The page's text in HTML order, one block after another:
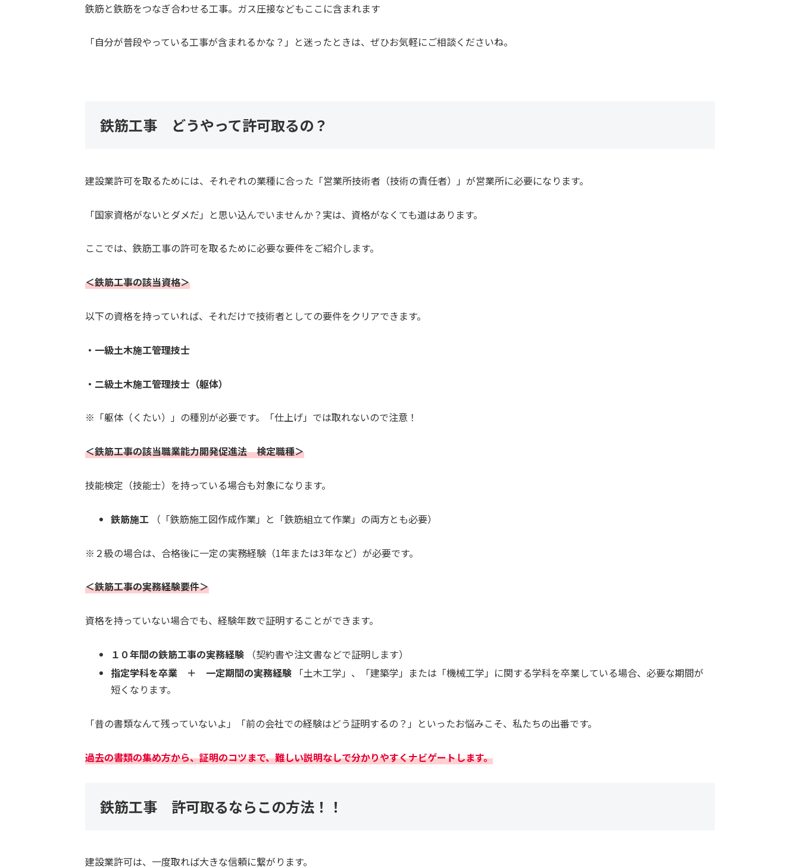
鉄筋と鉄筋をつなぎ合わせる工事。ガス圧接などもここに含まれます
「自分が普段やっている工事が含まれるかな？」と迷ったときは、ぜひお気軽にご相談くださいね。
鉄筋工事 どうやって許可取るの？
建設業許可を取るためには、それぞれの業種に合った「営業所技術者（技術の責任者）」が営業所に必要になります。
「国家資格がないとダメだ」と思い込んでいませんか？実は、資格がなくても道はあります。
ここでは、鉄筋工事の許可を取るために必要な要件をご紹介します。
＜鉄筋工事の該当資格＞
以下の資格を持っていれば、それだけで技術者としての要件をクリアできます。
・一級土木施工管理技士
・二級土木施工管理技士 （躯体）
※「躯体（くたい）」の種別が必要です。「仕上げ」では取れないので注意！
＜鉄筋工事の該当職業能力開発促進法 検定職種＞
技能検定（技能士）を持っている場合も対象になります。
鉄筋施工 （「鉄筋施工図作成作業」と「鉄筋組立て作業」の両方とも必要）
※２級の場合は、合格後に一定の実務経験（1年または3年など）が必要です。
＜鉄筋工事の実務経験要件＞
資格を持っていない場合でも、経験年数で証明することができます。
１０年間の鉄筋工事の実務経験 （契約書や注文書などで証明します）
指定学科を卒業 ＋ 一定期間の実務経験 「土木工学」、「建築学」または「機械工学」に関する学科を卒業している場合、必要な期間が
短くなります。
「昔の書類なんて残っていないよ」「前の会社での経験はどう証明するの？」といったお悩みこそ、私たちの出番です。
過去の書類の集め方から、証明のコツまで、難しい説明なしで分かりやすくナビゲートします。
鉄筋工事 許可取るならこの方法！！
建設業許可は、一度取れば大きな信頼に繋がります。